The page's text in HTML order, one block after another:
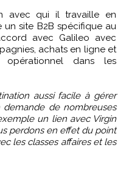
avec qui il travaille en
site B2B spécifique au
avec Galileo avec
achats en ligne et
dans les
aussi facile à gérer
de nombreuses
un lien avec Virgin
perdons en effet du point
les classes affaires et les